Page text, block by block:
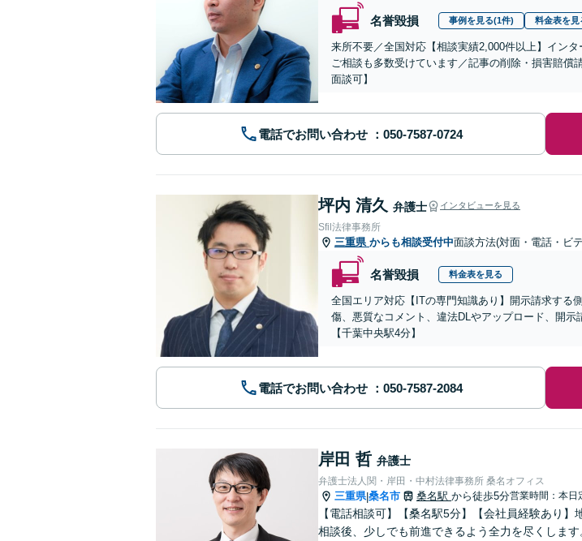
名誉毀損 事例を見る(1件) 料金表を見
来所不要／全国対応【相談実績2,000件以上】イン
ご相談も多数受けています／記事の削除・損害賠償
面談可】
電話でお問い合わせ
坪内 清久 弁護士 インタビューを見る
Sfil法律事務所
三重県 からも相談受付中面談方法(対面・電話・ビ
名誉毀損 料金表を見る
全国エリア対応【ITの専門知識あり】開示請求する
傷、悪質なコメント、違法DLやアップロード、開示
【千葉中央駅4分】
電話でお問い合わせ
岸田 哲 弁護士
弁護士法人関・岸田・中村法律事務所 桑名オフィス
三重県|桑名市 桑名駅 から徒歩5分営業時間：本日
【電話相談可】【桑名駅5分】【会社員経験あり
相談後、少しでも前進できるよう全力を尽くしま